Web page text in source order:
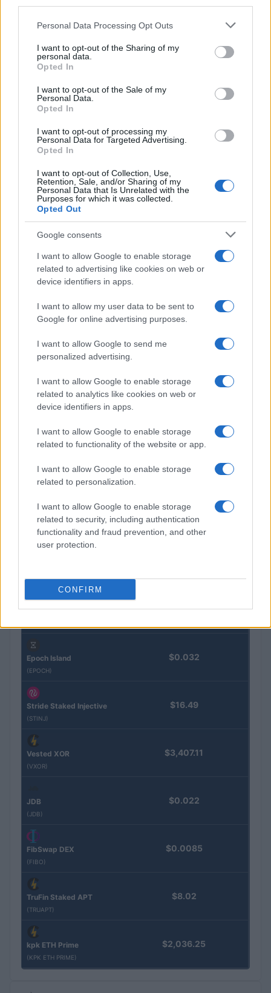
Please note that this website/app uses one or more Google
not limited to your visit or usage behaviour. You may click to
grant or deny consent to Google and its third-party tags to
use your data for below specified purposes in below Google
consent section.
Personal Data Processing Opt Outs
I want to opt-out of the Sharing of my
personal data.
Opted In
I want to opt-out of the Sale of my
Personal Data.
Opted In
I want to opt-out of processing my
Personal Data for Targeted Advertising.
Opted In
I want to opt-out of Collection, Use,
Retention, Sale, and/or Sharing of my
Personal Data that Is Unrelated with the
Purposes for which it was collected.
Opted Out
Google consents
I want to allow Google to enable storage
related to advertising like cookies on web or
device identifiers in apps.
I want to allow my user data to be sent to
Google for online advertising purposes.
I want to allow Google to send me
personalized advertising.
I want to allow Google to enable storage
related to analytics like cookies on web or
device identifiers in apps.
I want to allow Google to enable storage
related to functionality of the website or app.
I want to allow Google to enable storage
related to personalization.
I want to allow Google to enable storage
related to security, including authentication
functionality and fraud prevention, and other
user protection.
CONFIRM
Petrolio in calo: Brent a 88.9 dollari, ribassi diffusi tra le
materie prime
Andrea Innocenti · 6 Ago 2026
NEWS
Petrolio in calo: Brent a 91,82$, ribassi a due cifre per greggio
Nome Prezzo
Eureka Bridged PAX
(PAXG)
Kinza Babylon Staked
Steakhouse EURCV
Morpho Vault
Epoch Island
(EPOCH)
$0.032
Stride Staked Injective
(STINJ)
$16.49
Vested XOR
(VXOR)
$3,407.11
JDB
(JDB)
$0.022
FibSwap DEX
(FIBO)
$0.0085
TruFin Staked APT
(TRUAPT)
$8.02
kpk ETH Prime
(KPK ETH PRIME)
$2,036.25